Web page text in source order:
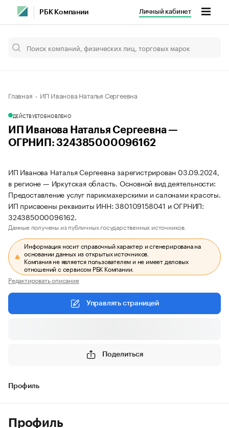
РБК Компании Личный кабинет
Главная ИП Иванова Наталья Сергеевна
ДЕЙСТВУЕТОБНОВЛЕНО
ИП Иванова Наталья Сергеевна —
ОГРНИП: 324385000096162
ИП Иванова Наталья Сергеевна зарегистрирован 03.09.2024,
в регионе — Иркутская область. Основной вид деятельности:
Предоставление услуг парикмахерскими и салонами красоты.
ИП присвоены реквизиты ИНН: 380109158041 и ОГРНИП:
324385000096162.
Данные получены из публичных государственных источников.
Информация носит справочный характер и сгенерирована на
основании данных из открытых источников.
Компания не является пользователем и не имеет деловых
отношений с сервисом РБК Компании.
Редактировать описание
Управлять страницей
Поделиться
Профиль
Профиль